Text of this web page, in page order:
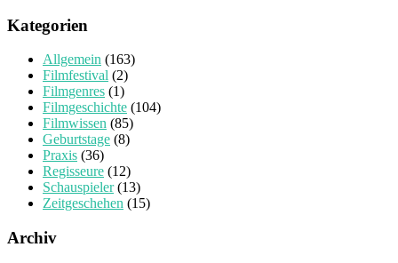
Kategorien
Allgemein (163)
Filmfestival (2)
Filmgenres (1)
Filmgeschichte (104)
Filmwissen (85)
Geburtstage (8)
Praxis (36)
Regisseure (12)
Schauspieler(13)
Zeitgeschehen (15)
Archiv